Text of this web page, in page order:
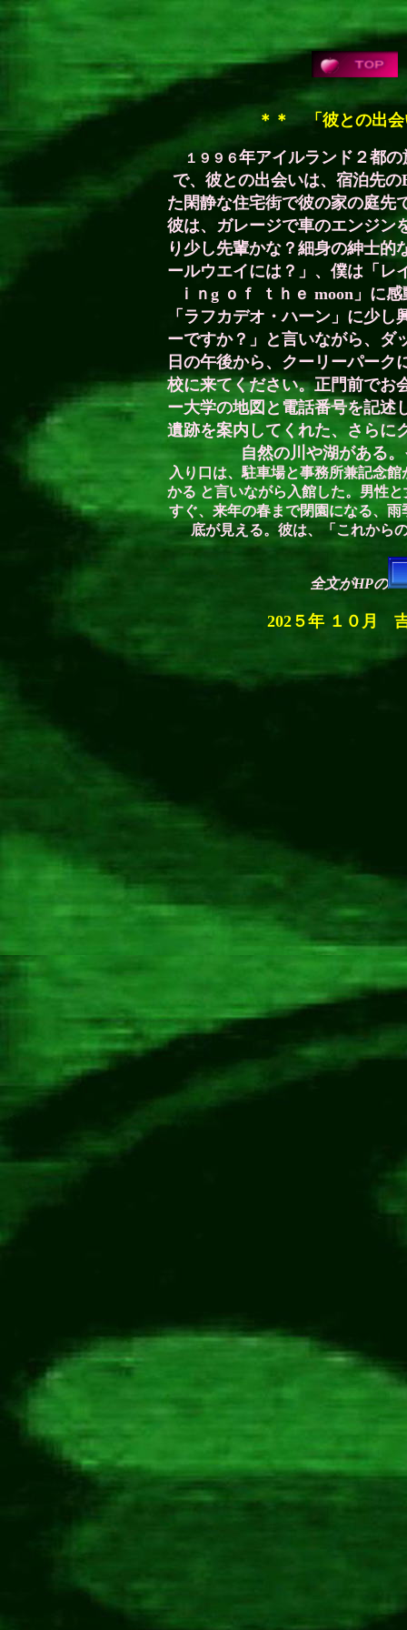
＊＊ 「彼との出会
１９９６年アイルランド２都
で、彼との出会いは、宿泊先
た閑静な住宅街で彼の家の庭先
彼は、ガレージで車のエンジン
り少し先輩かな？細身の紳士的
ールウエイには？」、僕は「
ｉｎg ｏｆ ｔｈｅ moon」に
「ラフカデオ・ハーン」に少
ーですか？」と言いながら、ダ
日の午後から、クーリーパーク
校に来てください。正門前でお
ー大学の地図と電話番号を記述
遺跡を案内してくれた、さらに
自然の川や湖がある
入り口は、駐車場と事務所兼記念
かる と言いながら入館した。男性
すぐ、来年の春まで閉園になる、雨
底が見える。彼は、「これから
全文がHPの
202５年 １